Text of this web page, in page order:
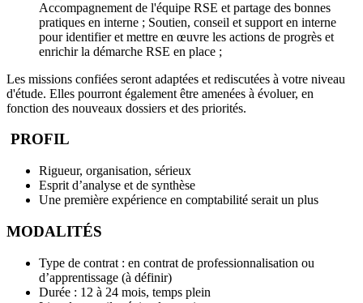
Accompagnement de l'équipe RSE et partage des bonnes
pratiques en interne ; Soutien, conseil et support en interne
pour identifier et mettre en œuvre les actions de progrès et
enrichir la démarche RSE en place ;
Les missions confiées seront adaptées et rediscutées à votre niveau
d'étude. Elles pourront également être amenées à évoluer, en
fonction des nouveaux dossiers et des priorités.
PROFIL
Rigueur, organisation, sérieux
Esprit d’analyse et de synthèse
Une première expérience en comptabilité serait un plus
MODALITÉS
Type de contrat : en contrat de professionnalisation ou
d’apprentissage (à définir)
Durée : 12 à 24 mois, temps plein